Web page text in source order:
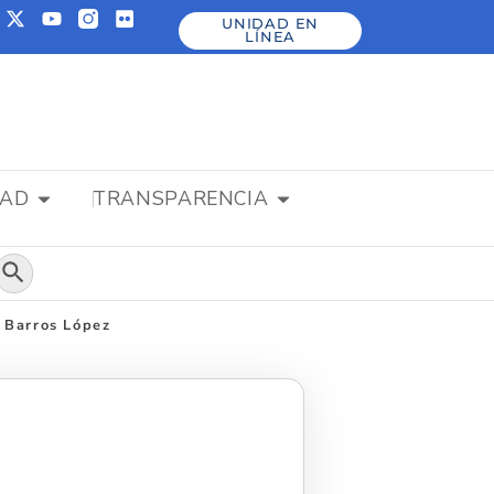
UNIDAD EN
LÍNEA
TRANSPARENCIA
de búsqueda
López